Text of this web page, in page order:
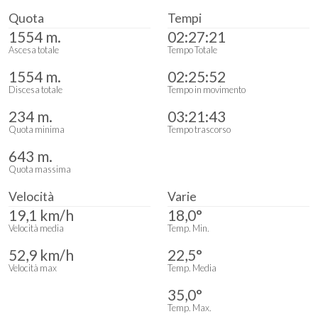
Quota
1554 m.
Ascesa totale
1554 m.
Discesa totale
234 m.
Quota minima
643 m.
Quota massima
Tempi
02:27:21
Tempo Totale
02:25:52
Tempo in movimento
03:21:43
Tempo trascorso
Velocità
19,1 km/h
Velocità media
52,9 km/h
Velocità max
Varie
18,0°
Temp. Min.
22,5°
Temp. Media
35,0°
Temp. Max.